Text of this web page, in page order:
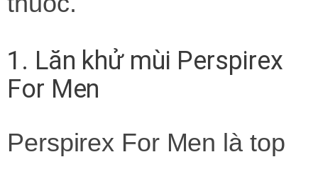
1. Lăn khử mùi Perspirex
For Men
Perspirex For Men là top